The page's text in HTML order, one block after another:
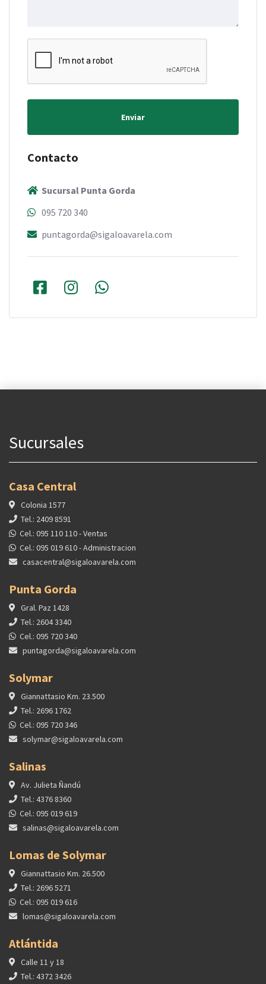
Enviar
Contacto
Sucursal Punta Gorda
095 720 340
puntagorda@sigaloavarela.com
Sucursales
Casa Central
Colonia 1577
Tel.: 2409 8591
Cel.: 095 110 110 - Ventas
Cel.: 095 019 610 - Administracion
casacentral@sigaloavarela.com
Punta Gorda
Gral. Paz 1428
Tel.: 2604 3340
Cel.: 095 720 340
puntagorda@sigaloavarela.com
Solymar
Giannattasio Km. 23.500
Tel.: 2696 1762
Cel.: 095 720 346
solymar@sigaloavarela.com
Salinas
Av. Julieta Ñandú
Tel.: 4376 8360
Cel.: 095 019 619
salinas@sigaloavarela.com
Lomas de Solymar
Giannattasio Km. 26.500
Tel.: 2696 5271
Cel.: 095 019 616
lomas@sigaloavarela.com
Atlántida
Calle 11 y 18
Tel.: 4372 3426